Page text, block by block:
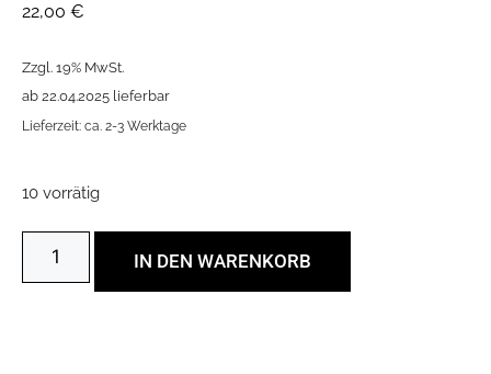
22,00 €
Zzgl. 19% MwSt.
ab 22.04.2025 lieferbar
Lieferzeit: ca. 2-3 Werktage
10 vorrätig
IN DEN WARENKORB